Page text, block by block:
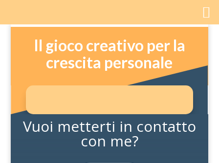
Il gioco creativo per la
crescita personale
Vuoi metterti in contatto
con me?